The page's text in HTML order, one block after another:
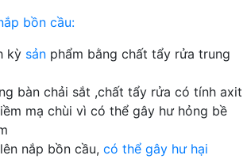
bồn cầu:
kỳ sản phẩm bằng chất tẩy rửa trung
bàn chải sắt ,chất tẩy rửa có tính axit
mạ chùi vì có thể gây hư hỏng bề
nắp bồn cầu, có thể gây hư hại